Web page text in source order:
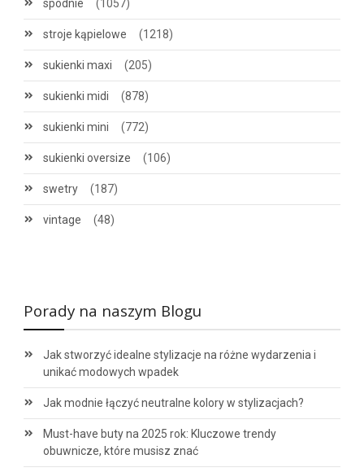
spodnie (1057)
stroje kąpielowe (1218)
sukienki maxi (205)
sukienki midi (878)
sukienki mini (772)
sukienki oversize (106)
swetry (187)
vintage (48)
Porady na naszym Blogu
Jak stworzyć idealne stylizacje na różne wydarzenia i
unikać modowych wpadek
Jak modnie łączyć neutralne kolory w stylizacjach?
Must-have buty na 2025 rok: Kluczowe trendy
obuwnicze, które musisz znać